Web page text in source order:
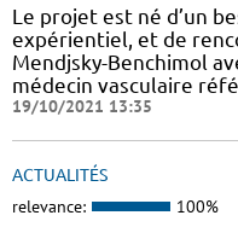
Le projet est né d’un
expérientiel, et de
Mendjsky-Benchimol
médecin vasculaire
19/10/2021 13:35
ACTUALITÉS
relevance: 100%